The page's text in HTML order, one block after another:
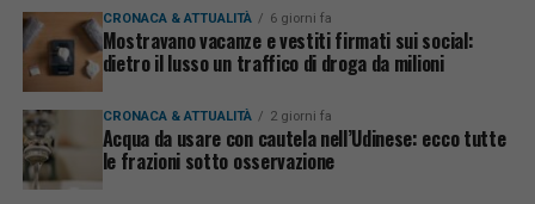
CRONACA & ATTUALITÀ 6 giorni fa
Mostravano vacanze e vestiti firmati sui social:
dietro il lusso un traffico di droga da milioni
CRONACA & ATTUALITÀ 2 giorni fa
Acqua da usare con cautela nell’Udinese: ecco tutte
le frazioni sotto osservazione